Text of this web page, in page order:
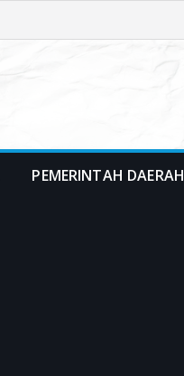
PEMERINTAH DAERAH